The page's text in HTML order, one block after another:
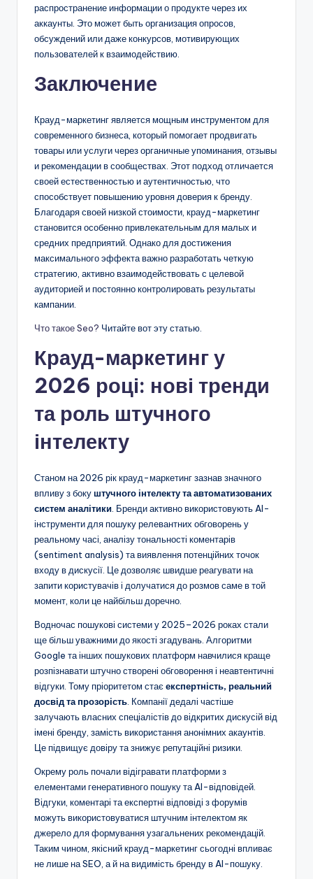
распространение информации о продукте через их
аккаунты. Это может быть организация опросов,
обсуждений или даже конкурсов, мотивирующих
пользователей к взаимодействию.
Заключение
Крауд-маркетинг является мощным инструментом для
современного бизнеса, который помогает продвигать
товары или услуги через органичные упоминания, отзывы
и рекомендации в сообществах. Этот подход отличается
своей естественностью и аутентичностью, что
способствует повышению уровня доверия к бренду.
Благодаря своей низкой стоимости, крауд-маркетинг
становится особенно привлекательным для малых и
средних предприятий. Однако для достижения
максимального эффекта важно разработать четкую
стратегию, активно взаимодействовать с целевой
аудиторией и постоянно контролировать результаты
кампании.
Что такое Seo? Читайте вот эту статью.
Крауд-маркетинг у
2026 році: нові тренди
та роль штучного
інтелекту
Станом на 2026 рік крауд-маркетинг зазнав значного
впливу з бокуштучного інтелекту та автоматизованих
систем аналітики . Бренди активно використовують AI-
інструменти для пошуку релевантних обговорень у
реальному часі, аналізу тональності коментарів
(sentiment analysis) та виявлення потенційних точок
входу в дискусії. Це дозволяє швидше реагувати на
запити користувачів і долучатися до розмов саме в той
момент, коли це найбільш доречно.
Водночас пошукові системи у 2025–2026 роках стали
ще більш уважними до якості згадувань. Алгоритми
Google та інших пошукових платформ навчилися краще
розпізнавати штучно створені обговорення і неавтентичні
відгуки. Тому пріоритетом стаєекспертність, реальний
досвід та прозорість . Компанії дедалі частіше
залучають власних спеціалістів до відкритих дискусій від
імені бренду, замість використання анонімних акаунтів.
Це підвищує довіру та знижує репутаційні ризики.
Окрему роль почали відігравати платформи з
елементами генеративного пошуку та AI-відповідей.
Відгуки, коментарі та експертні відповіді з форумів
можуть використовуватися штучним інтелектом як
джерело для формування узагальнених рекомендацій.
Таким чином, якісний крауд-маркетинг сьогодні впливає
не лише на SEO, а й на видимість бренду в AI-пошуку.